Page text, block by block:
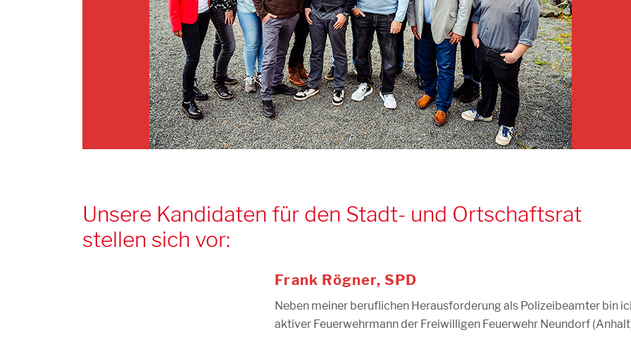
Unsere Kandidaten für den Stadt- und Ortschaftsrat
stellen sich vor:
Frank Rögner, SPD
Neben meiner beruflichen Herausforderung als Polizeibeamter bin
aktiver Feuerwehrmann der Freiwilligen Feuerwehr Neundorf